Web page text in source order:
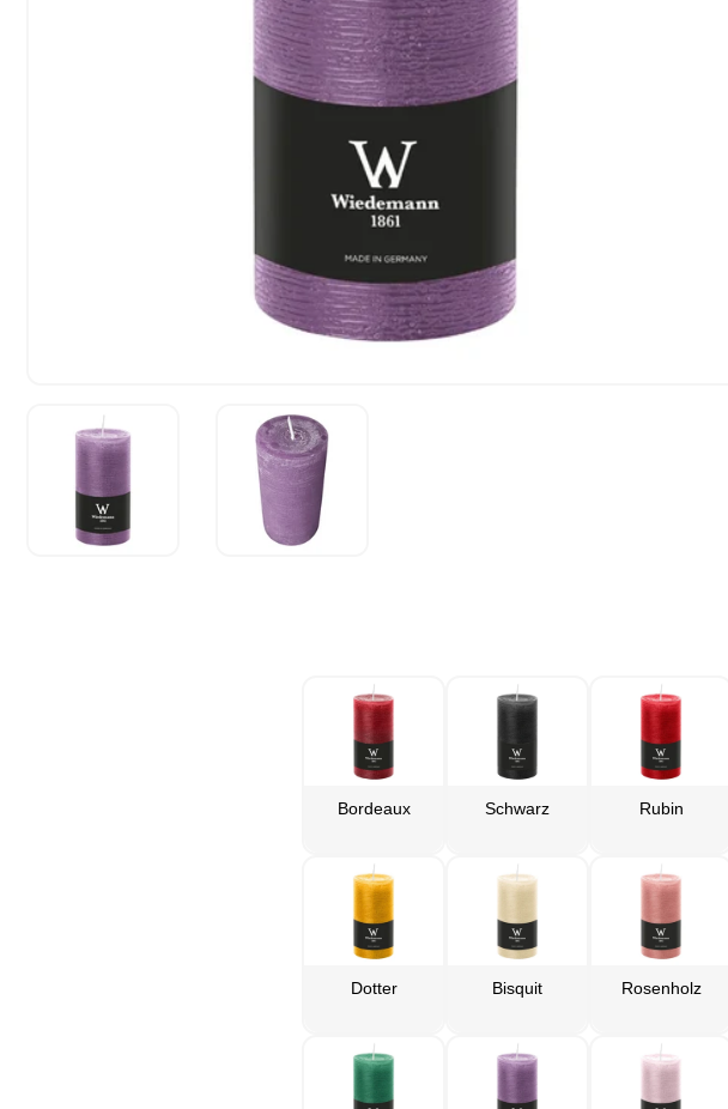
Bordeaux Schwarz Rubin
Dotter Bisquit Rosenholz